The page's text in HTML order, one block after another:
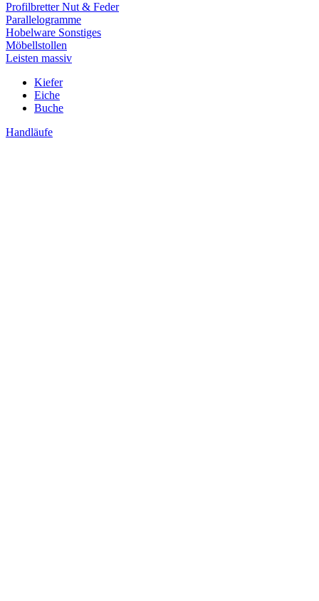
Profilbretter Nut & Feder
Parallelogramme
Hobelware Sonstiges
Möbellstollen
Leisten massiv
Kiefer
Eiche
Buche
Handläufe